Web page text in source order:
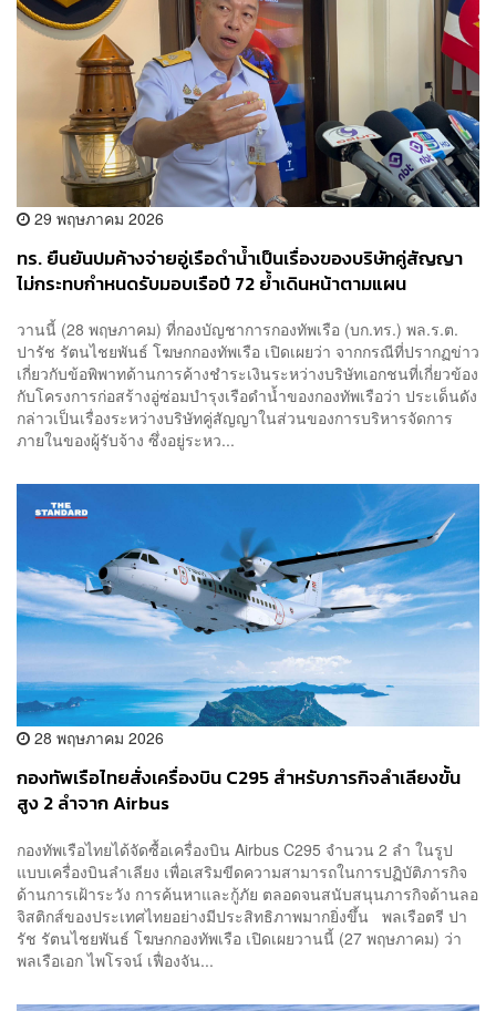
29 พฤษภาคม 2026
ทร. ยืนยันปมค้างจ่ายอู่เรือดำน้ำเป็นเรื่องของบริษัทคู่สัญญา
ไม่กระทบกำหนดรับมอบเรือปี 72 ย้ำเดินหน้าตามแผน
วานนี้ (28 พฤษภาคม) ที่กองบัญชาการกองทัพเรือ (บก.ทร.) พล.ร.ต.
ปารัช รัตนไชยพันธ์ โฆษกกองทัพเรือ เปิดเผยว่า จากกรณีที่ปรากฏข่าว
เกี่ยวกับข้อพิพาทด้านการค้างชำระเงินระหว่างบริษัทเอกชนที่เกี่ยวข้อง
กับโครงการก่อสร้างอู่ซ่อมบำรุงเรือดำน้ำของกองทัพเรือว่า ประเด็นดัง
กล่าวเป็นเรื่องระหว่างบริษัทคู่สัญญาในส่วนของการบริหารจัดการ
ภายในของผู้รับจ้าง ซึ่งอยู่ระหว...
28 พฤษภาคม 2026
กองทัพเรือไทยสั่งเครื่องบิน C295 สำหรับภารกิจลำเลียงขั้น
สูง 2 ลำจาก Airbus
กองทัพเรือไทยได้จัดซื้อเครื่องบิน Airbus C295 จำนวน 2 ลำ ในรูป
แบบเครื่องบินลำเลียง เพื่อเสริมขีดความสามารถในการปฏิบัติภารกิจ
ด้านการเฝ้าระวัง การค้นหาและกู้ภัย ตลอดจนสนับสนุนภารกิจด้านลอ
จิสติกส์ของประเทศไทยอย่างมีประสิทธิภาพมากยิ่งขึ้น พลเรือตรี ปา
รัช รัตนไชยพันธ์ โฆษกกองทัพเรือ เปิดเผยวานนี้ (27 พฤษภาคม) ว่า
พลเรือเอก ไพโรจน์ เฟื่องจัน...